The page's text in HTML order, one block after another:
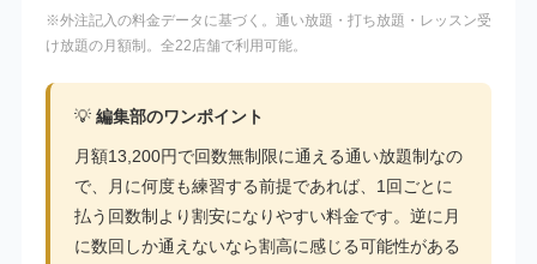
※外注記入の料金データに基づく。通い放題・打ち放題・レッスン受
け放題の月額制。全22店舗で利用可能。
💡 編集部のワンポイント
月額13,200円で回数無制限に通える通い放題制なの
で、月に何度も練習する前提であれば、1回ごとに
払う回数制より割安になりやすい料金です。逆に月
に数回しか通えないなら割高に感じる可能性がある